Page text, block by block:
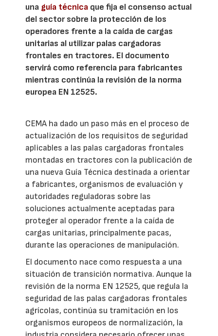
una guía técnica que fija el consenso actual
del sector sobre la protección de los
operadores frente a la caída de cargas
unitarias al utilizar palas cargadoras
frontales en tractores. El documento
servirá como referencia para fabricantes
mientras continúa la revisión de la norma
europea EN 12525.
CEMA ha dado un paso más en el proceso de
actualización de los requisitos de seguridad
aplicables a las palas cargadoras frontales
montadas en tractores con la publicación de
una nueva Guía Técnica destinada a orientar
a fabricantes, organismos de evaluación y
autoridades reguladoras sobre las
soluciones actualmente aceptadas para
proteger al operador frente a la caída de
cargas unitarias, principalmente pacas,
durante las operaciones de manipulación.
El documento nace como respuesta a una
situación de transición normativa. Aunque la
revisión de la norma EN 12525, que regula la
seguridad de las palas cargadoras frontales
agrícolas, continúa su tramitación en los
organismos europeos de normalización, la